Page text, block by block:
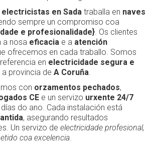
electricistas en Sada traballa en naves
sempre un compromiso coa
e profesionalidade} . Os clientes
a nosa eficacia e a atención
ofrecemos en cada traballo. Somos
en electricidade segura e
provincia de A Coruña
con orzamentos pechados,
CE e un servizo urxente 24/7
do ano. Cada instalación está
, asegurando resultados
Un servizo de electricidade profesional,
coa excelencia